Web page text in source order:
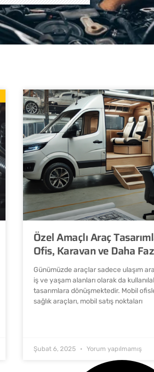
Özel Amaçlı Araç
Ofis, Karavan ve Daha
Günümüzde araçlar sadece ulaşım
iş ve yaşam alanları olarak da
tasarımlara dönüşmektedir. Mobil
sağlık araçları, mobil satış noktaları
Şubat 6, 2025 Yorum yapılmamış